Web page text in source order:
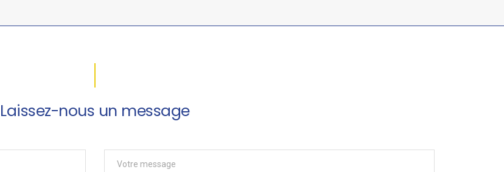
Laissez-nous un message